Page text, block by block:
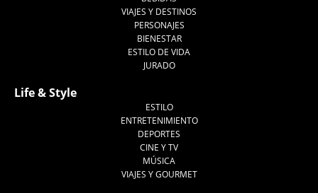
VIAJES Y DESTINOS
PERSONAJES
BIENESTAR
ESTILO DE VIDA
JURADO
Life & Style
ESTILO
ENTRETENIMIENTO
DEPORTES
CINE Y TV
MÚSICA
VIAJES Y GOURMET